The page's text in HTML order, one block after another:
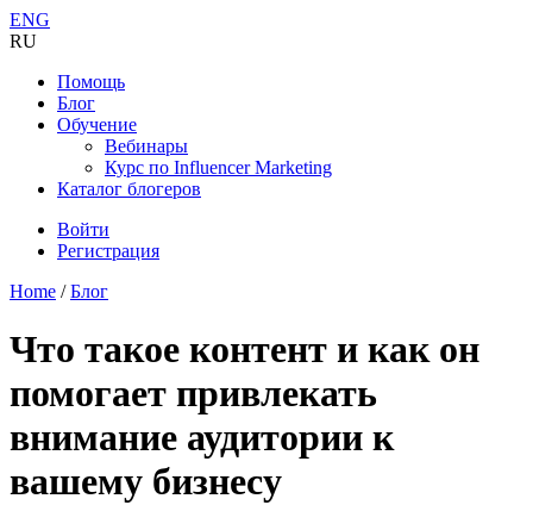
ENG
RU
Помощь
Блог
Обучение
Вебинары
Курс по Influencer Marketing
Каталог блогеров
Войти
Регистрация
Home /Блог
Что такое контент и как он
помогает привлекать
внимание аудитории к
вашему бизнесу